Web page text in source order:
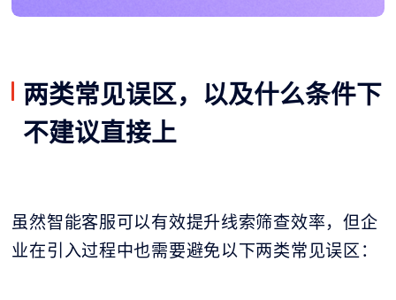
两类常见误区，以及什么条件下
不建议直接上
虽然智能客服可以有效提升线索筛查效率，但企
业在引入过程中也需要避免以下两类常见误区：